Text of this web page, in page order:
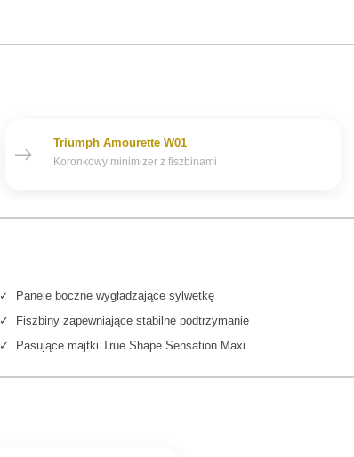
Triumph Amourette W01
Koronkowy minimizer z fiszbinami
✓ Panele boczne wygładzające sylwetkę
✓ Fiszbiny zapewniające stabilne podtrzymanie
✓ Pasujące majtki True Shape Sensation Maxi